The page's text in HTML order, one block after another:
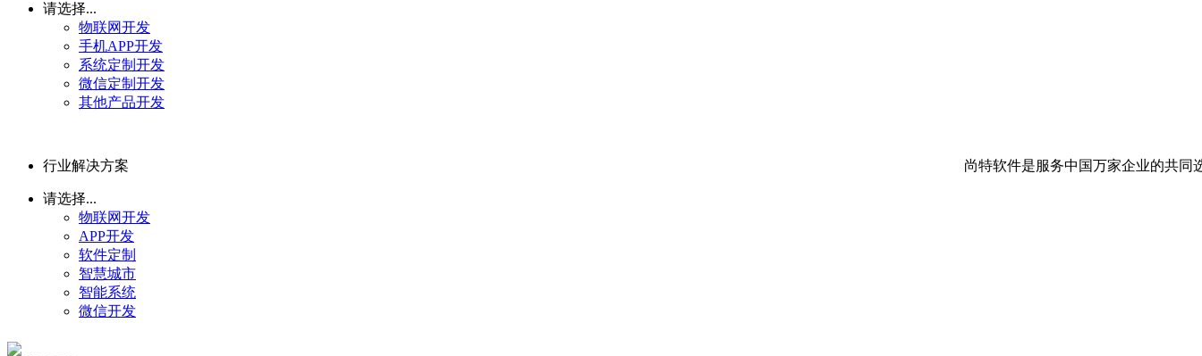
请选择...
物联网开发
手机APP开发
系统定制开发
微信定制开发
其他产品开发
尚特软件是服务中国万家企业的共同
行业解决方案
请选择...
物联网开发
APP开发
软件定制
智慧城市
智能系统
微信开发